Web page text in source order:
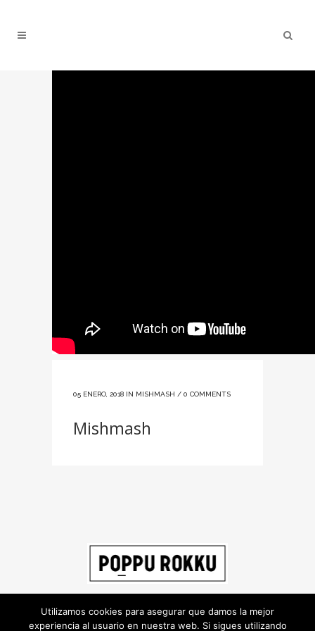
05 ENERO, 2018 IN MISHMASH / 0 COMMENTS
Mishmash
Utilizamos cookies para asegurar que damos la mejor
experiencia al usuario en nuestra web. Si sigues utilizando